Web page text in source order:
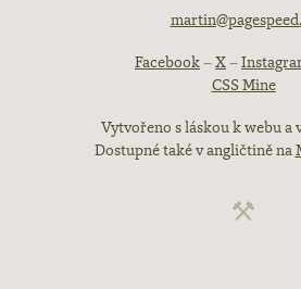
Facebook–X–
CSS Mine
Vytvořeno s láskou k webu a
Dostupné také v angličtině na